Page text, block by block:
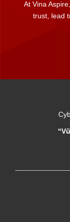
At Vina
trust, lead